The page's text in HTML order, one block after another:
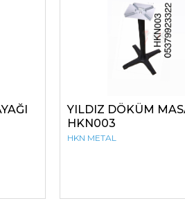
YILDIZ DÖKÜM
HKN003
HKN METAL